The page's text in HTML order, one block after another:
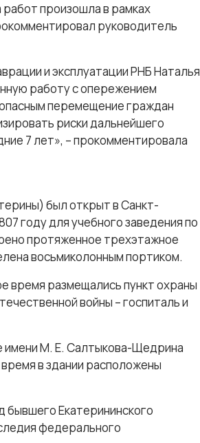
работ произошла в рамках
руководитель
и эксплуатации РНБ Наталья
работу с опережением
перемещение граждан
риски дальнейшего
7 лет», – прокомментировала
был открыт в Санкт-
году для учебного заведения по
протяженное трехэтажное
восьмиколонным портиком.
время размещались пункт охраны
войны – госпиталь и
имени М. Е. Салтыкова-Щедрина
в здании расположены
бывшего Екатерининского
федерального